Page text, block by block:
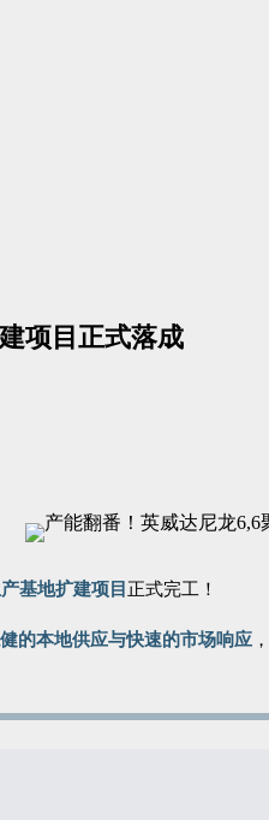
项目正式落成
基地扩建项目 正式完工！
的本地供应与快速的市场响应 ，